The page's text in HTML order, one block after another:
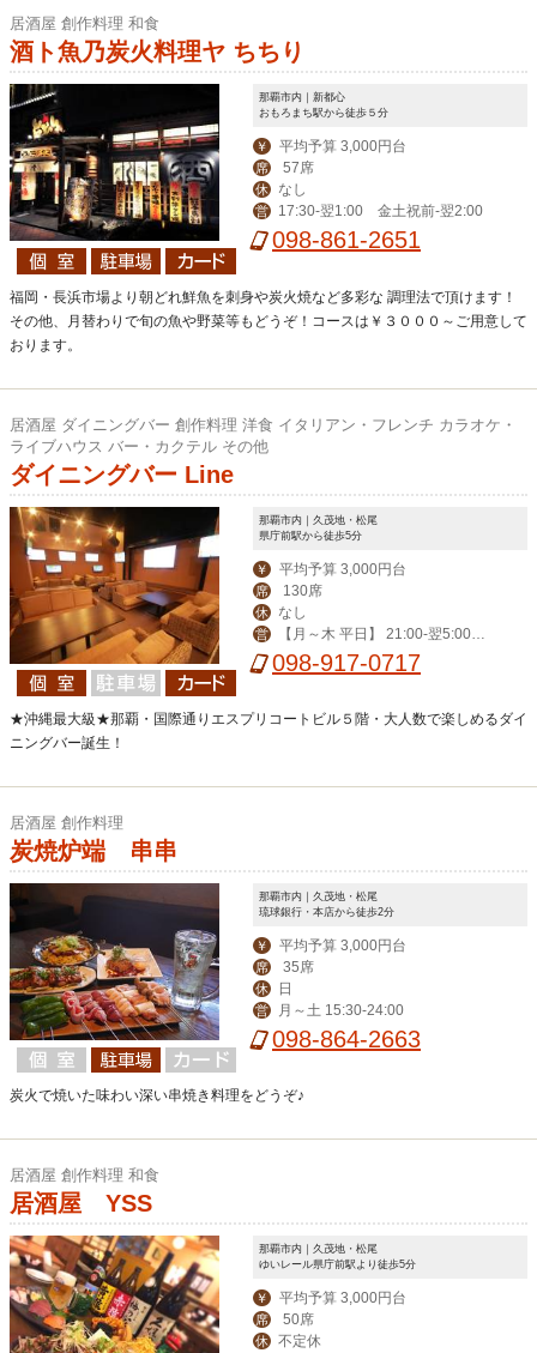
居酒屋 創作料理 和食
酒ト魚乃炭火料理ヤ ちちり
那覇市内｜新都心
おもろまち駅から徒歩５分
￥ 平均予算 3,000円台
席 57席
休 なし
営 17:30‐翌1:00 金土祝前-翌2:00
098-861-2651
福岡・長浜市場より朝どれ鮮魚を刺身や炭火焼など多彩な 調理法で頂けます！
その他、月替わりで旬の魚や野菜等もどうぞ！コースは￥３０００～ご用意して
おります。
居酒屋 ダイニングバー 創作料理 洋食 イタリアン・フレンチ カラオケ・
ライブハウス バー・カクテル その他
ダイニングバー Line
那覇市内｜久茂地・松尾
県庁前駅から徒歩5分
￥ 平均予算 3,000円台
席 130席
休 なし
営
【月～木 平日】 21:00-翌5:00
【その他】19:00-翌6:00
098-917-0717
★沖縄最大級★那覇・国際通りエスプリコートビル５階・大人数で楽しめるダイ
ニングバー誕生！
居酒屋 創作料理
炭焼炉端 串串
那覇市内｜久茂地・松尾
琉球銀行・本店から徒歩2分
￥ 平均予算 3,000円台
席 35席
休 日
営 月～土 15:30-24:00
098-864-2663
炭火で焼いた味わい深い串焼き料理をどうぞ♪
居酒屋 創作料理 和食
居酒屋 YSS
那覇市内｜久茂地・松尾
ゆいレール県庁前駅より徒歩5分
￥ 平均予算 3,000円台
席 50席
休 不定休